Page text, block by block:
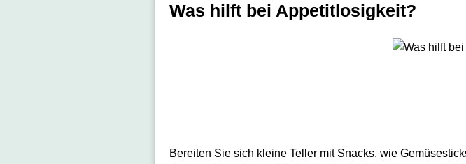
Was hilft bei Appetitlosigkeit?
Bereiten Sie sich kleine Teller mit Snacks, wie